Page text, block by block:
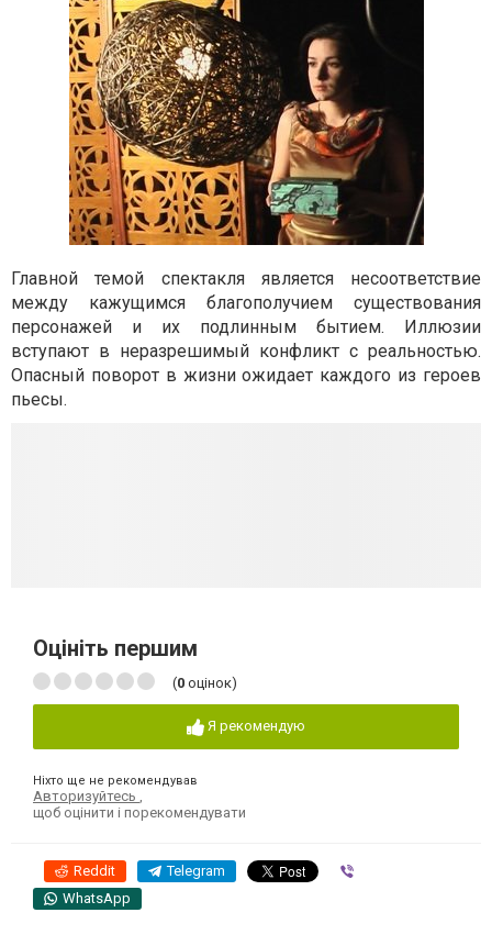
Главной темой спектакля является несоответствие
между кажущимся благополучием существования
персонажей и их подлинным бытием. Иллюзии
вступают в неразрешимый конфликт с реальностью.
Опасный поворот в жизни ожидает каждого из героев
пьесы.
Оцініть першим
(0 оцінок)
Я рекомендую
Ніхто ще не рекомендував
Авторизуйтесь
щоб оцінити і порекомендувати
Reddit Telegram
WhatsApp